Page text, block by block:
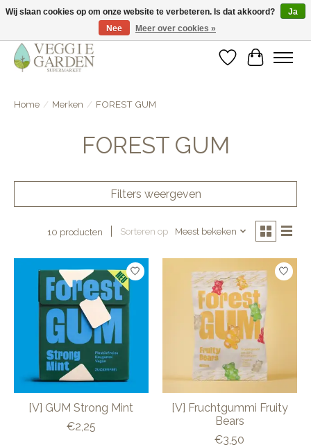
vegan & veggie products | free store pick-up
Verlanglijst
Home / Merken / FOREST GUM
FOREST GUM
Filters weergeven
10 producten Sorteren op Meest bekeken
[V] GUM Strong Mint
€2,25
[V] Fruchtgummi Fruity
Bears
€3,50
Wij slaan cookies op om onze website te verbeteren. Is dat akkoord?
Ja
Nee
Meer over cookies »